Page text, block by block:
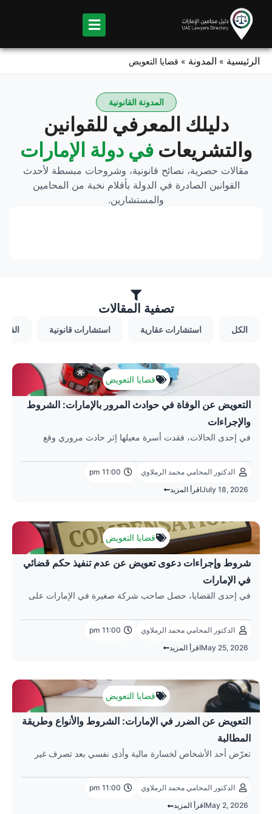
content
الرئيسية » المدونة » قضايا التعويض
المدونة القانونية
دليلك المعرفي للقوانين
والتشريعات في دولة الإمارات
مقالات حصرية، نصائح قانونية، وشروحات مبسطة لأحدث
القوانين الصادرة في الدولة بأقلام نخبة من المحامين
والمستشارين.
تصفية المقالات
الكل استشارات عقارية استشارات قانونية
قضايا التعويض
التعويض عن الوفاة في حوادث المرور بالإمارات: الشروط
والإجراءات
في إحدى الحالات، فقدت أسرة معيلها إثر حادث مروري وقع
الدكتور المحامي محمد الرملاوي
11:00 pm
July 18, 2026اقرأ المزيد
قضايا التعويض
شروط وإجراءات دعوى تعويض عن عدم تنفيذ حكم قضائي
في الإمارات
في إحدى القضايا، حصل صاحب شركة صغيرة في الإمارات على
الدكتور المحامي محمد الرملاوي
11:00 pm
May 25, 2026اقرأ المزيد
قضايا التعويض
التعويض عن الضرر في الإمارات: الشروط والأنواع وطريقة
المطالبة
تعرّض أحد الأشخاص لخسارة مالية وأذى نفسي بعد تصرف غير
الدكتور المحامي محمد الرملاوي
11:00 pm
May 2, 2026اقرأ المزيد
Page
Page